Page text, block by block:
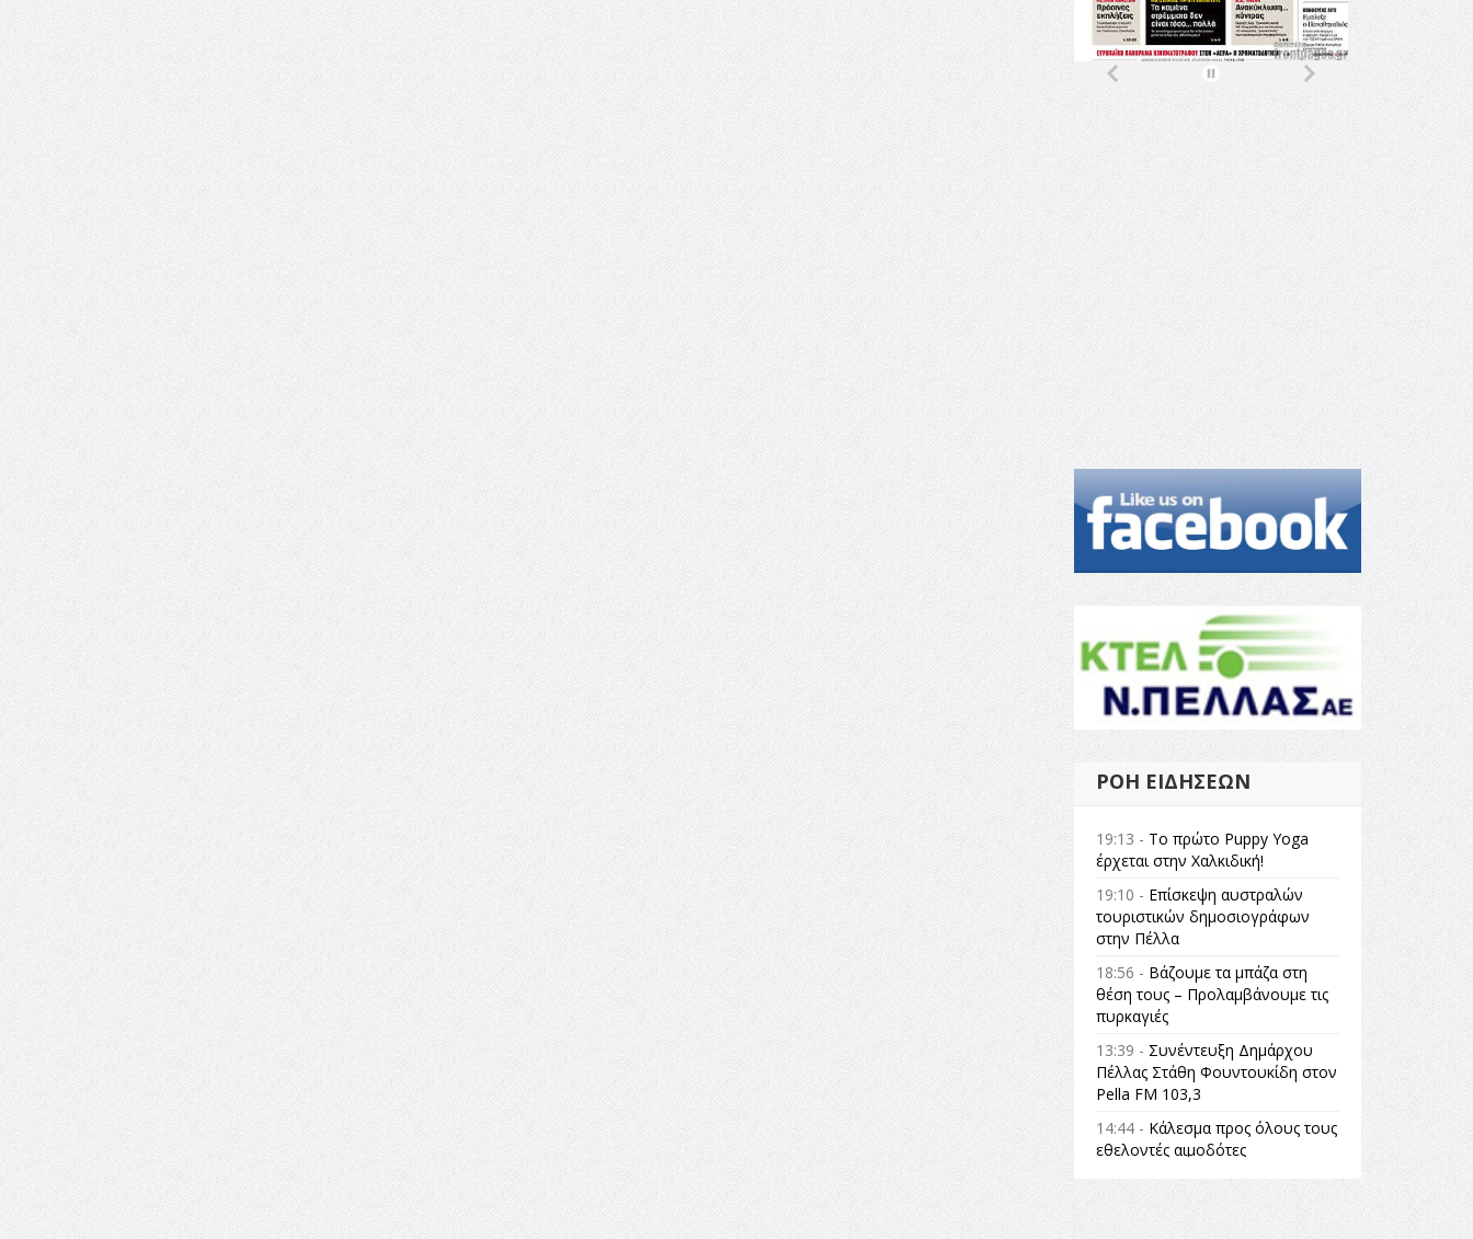
ΡΟΉ ΕΙΔΉΣΕΩΝ
19:13 - Το πρώτο Puppy Yoga
έρχεται στην Χαλκιδική!
19:10 - Επίσκεψη αυστραλών
τουριστικών δημοσιογράφων
στην Πέλλα
18:56 - Βάζουμε τα μπάζα στη
θέση τους – Προλαμβάνουμε τις
πυρκαγιές
13:39 - Συνέντευξη Δημάρχου
Πέλλας Στάθη Φουντουκίδη στον
Pella FM 103,3
14:44 - Κάλεσμα προς όλους τους
εθελοντές αιμοδότες
14:23 -Όλη η Ελλάδα ένας
πολιτισμός Μουσική
εγκατάσταση Πόλεμος και